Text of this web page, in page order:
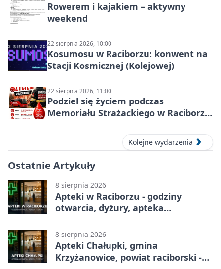
Rowerem i kajakiem – aktywny
weekend
22 sierpnia 2026, 10:00
Kosumosu w Raciborzu: konwent na
Stacji Kosmicznej (Kolejowej)
22 sierpnia 2026, 11:00
Podziel się życiem podczas
Memoriału Strażackiego w Raciborzu
Kolejne wydarzenia
Ostatnie Artykuły
8 sierpnia 2026
Apteki w Raciborzu - godziny
otwarcia, dyżury, apteka
8 sierpnia 2026
Apteki Chałupki, gmina
Krzyżanowice, powiat raciborski -